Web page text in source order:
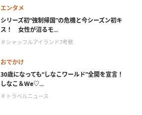
エンタメ
シリーズ初“強制帰国”の危機と今シーズン初キ
ス！ 女性が沼るモ...
＃シャッフルアイランド7考察
おでかけ
30歳になっても“しなこワールド”全開を宣言！
しなこ＆We♡...
＃トラベルニュース